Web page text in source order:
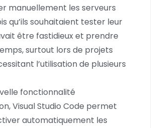
manuellement les serveurs
qu’ils souhaitaient tester leur
être fastidieux et prendre
surtout lors de projets
l’utilisation de plusieurs
fonctionnalité
Visual Studio Code permet
automatiquement les